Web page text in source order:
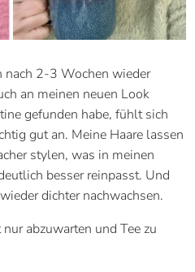
nach 2-3 Wochen wieder
an meinen neuen Look
gefunden habe, fühlt sich
gut an. Meine Haare lassen
stylen, was in meinen
besser reinpasst. Und
dichter nachwachsen.
abzuwarten und Tee zu